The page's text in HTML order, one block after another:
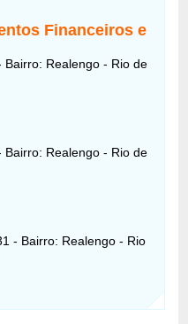
Financeiros e
Bairro: Realengo - Rio de
Bairro: Realengo - Rio de
- Bairro: Realengo - Rio